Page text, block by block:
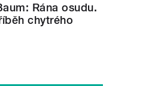
Rána osudu.
chytrého